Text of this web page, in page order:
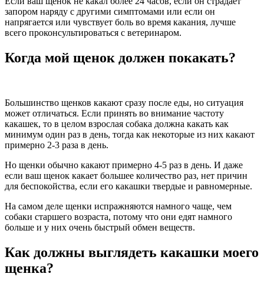
запором наряду с другими симптомами или если он
напрягается или чувствует боль во время какания, лучше
всего проконсультироваться с ветеринаром.
Когда мой щенок должен покакать?
Большинство щенков какают сразу после еды, но ситуация
может отличаться. Если принять во внимание частоту
какашек, то в целом взрослая собака должна какать как
минимум один раз в день, тогда как некоторые из них какают
примерно 2-3 раза в день.
Но щенки обычно какают примерно 4-5 раз в день. И даже
если ваш щенок какает большее количество раз, нет причин
для беспокойства, если его какашки твердые и равномерные.
На самом деле щенки испражняются намного чаще, чем
собаки старшего возраста, потому что они едят намного
больше и у них очень быстрый обмен веществ.
Как должны выглядеть какашки моего
щенка?